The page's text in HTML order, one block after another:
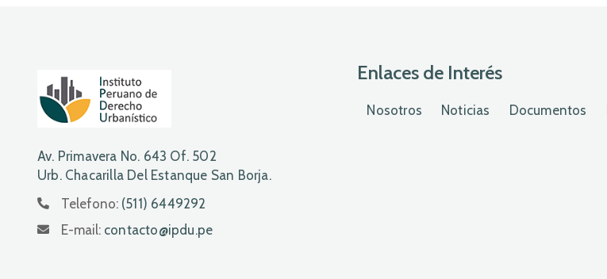
Av. Primavera No. 643 Of. 502
Urb. Chacarilla Del Estanque San Borja.
Telefono: (511) 6449292
E-mail: contacto@ipdu.pe
Enlaces de Interés
Nosotros Noticias Documentos